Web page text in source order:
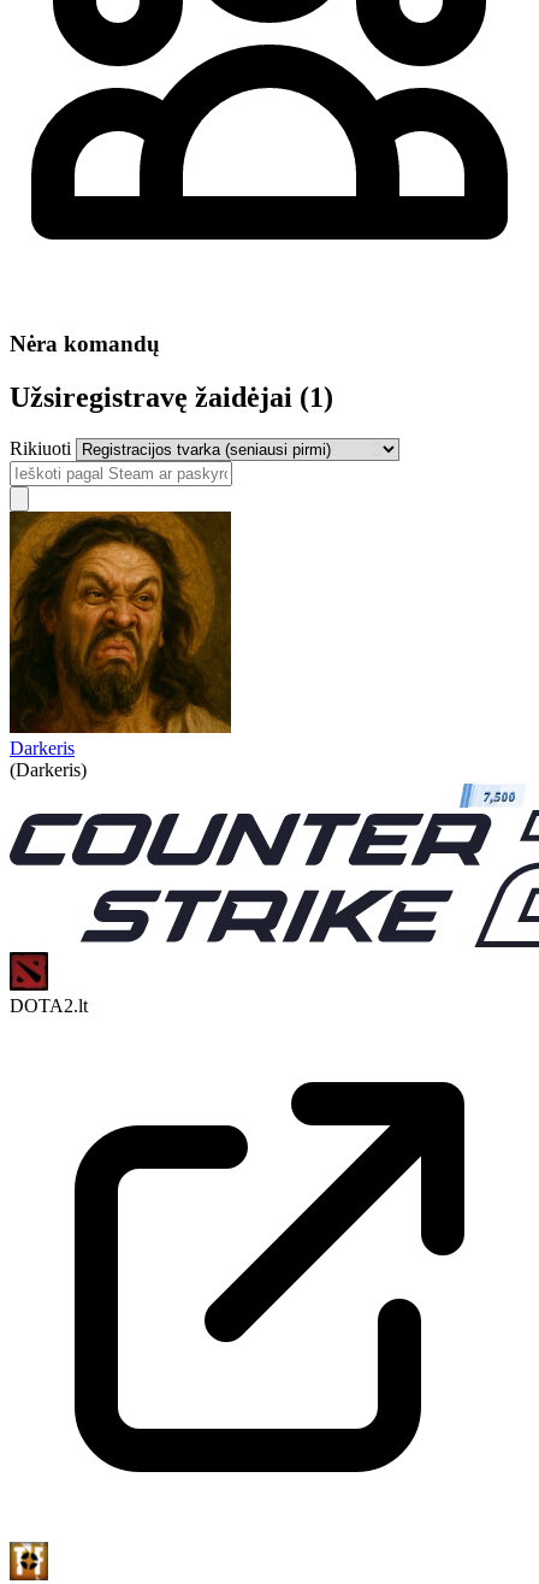
Nėra komandų
Užsiregistravę žaidėjai (1)
Rikiuoti
Darkeris
(Darkeris)
7,500
DOTA2.lt